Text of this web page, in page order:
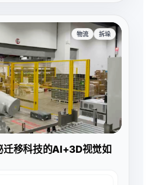
物流 拆垛
迁移科技的AI+3D视觉如